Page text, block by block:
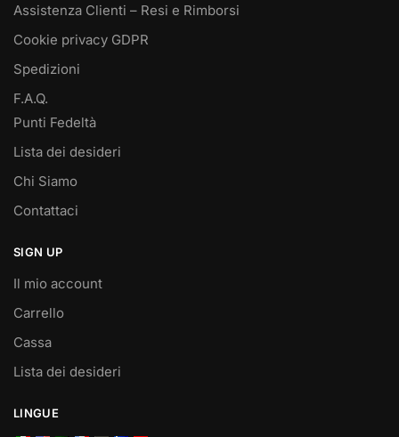
Assistenza Clienti – Resi e Rimborsi
Cookie privacy GDPR
Spedizioni
F.A.Q.
Punti Fedeltà
Lista dei desideri
Chi Siamo
Contattaci
SIGN UP
Il mio account
Carrello
Cassa
Lista dei desideri
LINGUE